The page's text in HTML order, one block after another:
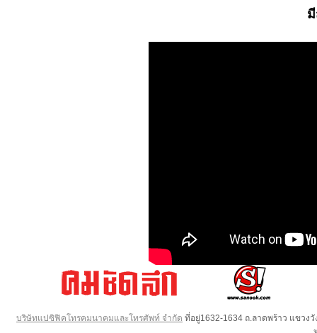
บริษัทแปซิฟิคโทรคมนาคมและโทรศัพท์ จำกัด ที่อยู่1632-1634 ถ.ลาดพร้าว แขวง